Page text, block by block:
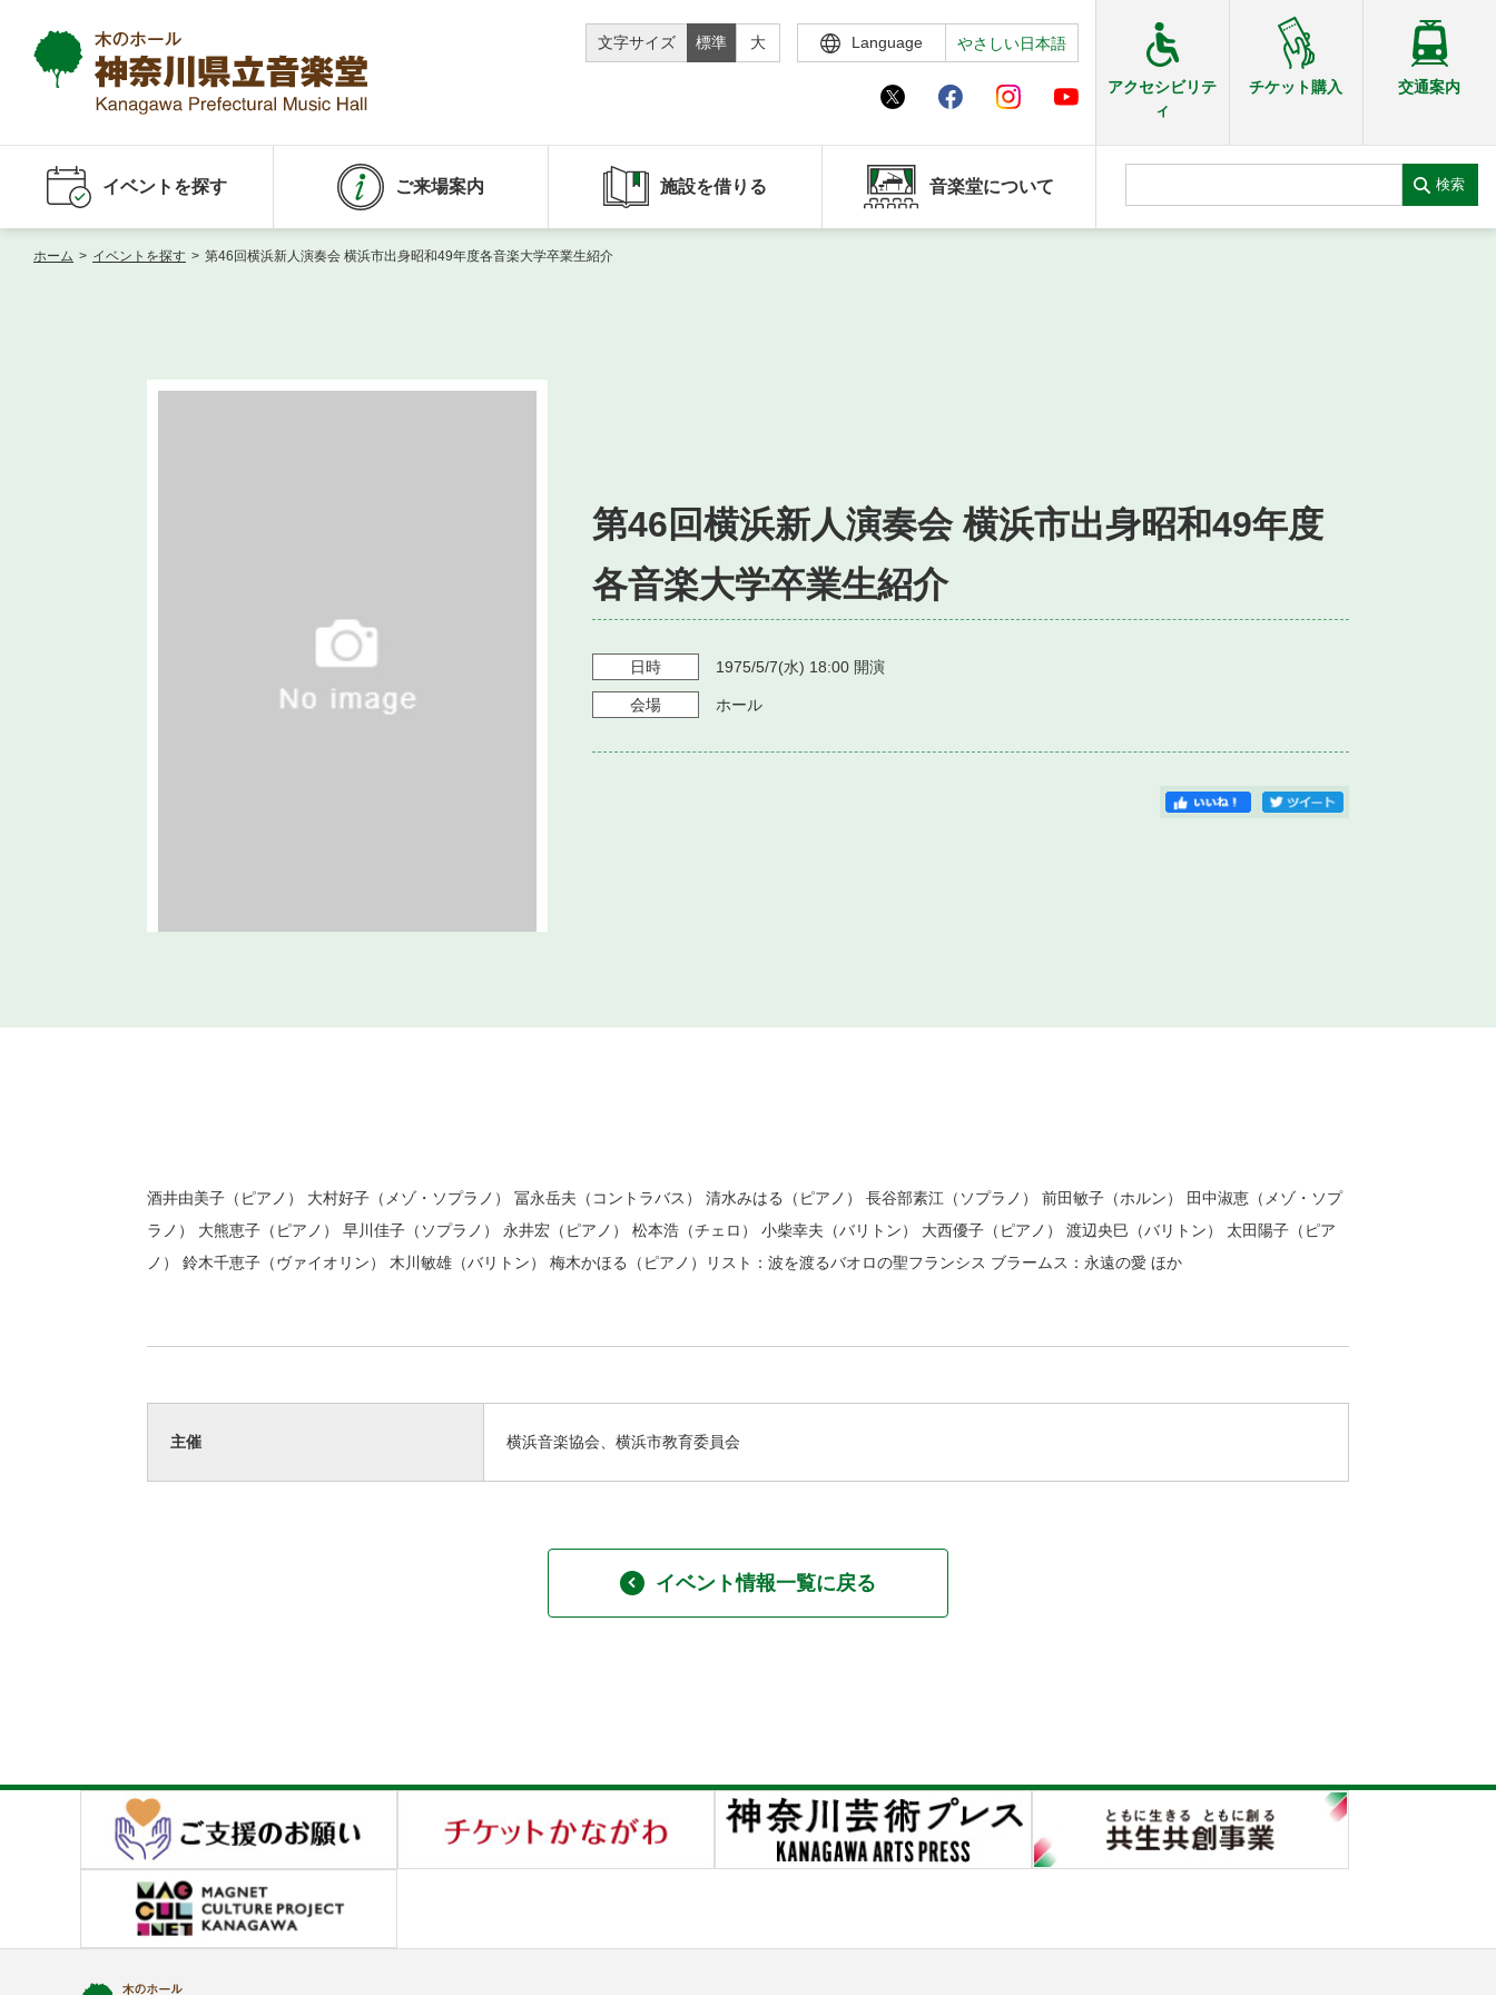
文字サイズ 標準 大 Language やさしい日本語
アクセシビリテ
ィ
チケット購入 交通案内
イベントを探す ご来場案内 施設を借りる 音楽堂について 検索
ホーム > イベントを探す > 第46回横浜新人演奏会 横浜市出身昭和49年度各音楽大学卒業生紹介
第46回横浜新人演奏会 横浜市出身昭和49年度
各音楽大学卒業生紹介
日時 1975/5/7(水) 18:00 開演
会場 ホール
酒井由美子（ピアノ） 大村好子（メゾ・ソプラノ） 冨永岳夫（コントラバス） 清水みはる（ピアノ） 長谷部素江（ソプラノ） 前田敏子（ホルン） 田中淑恵（メゾ・ソプ
ラノ） 大熊恵子（ピアノ） 早川佳子（ソプラノ） 永井宏（ピアノ） 松本浩（チェロ） 小柴幸夫（バリトン） 大西優子（ピアノ） 渡辺央巳（バリトン） 太田陽子（ピア
ノ） 鈴木千恵子（ヴァイオリン） 木川敏雄（バリトン） 梅木かほる（ピアノ）リスト：波を渡るバオロの聖フランシス ブラームス：永遠の愛 ほか
主催 横浜音楽協会、横浜市教育委員会
イベント情報一覧に戻る